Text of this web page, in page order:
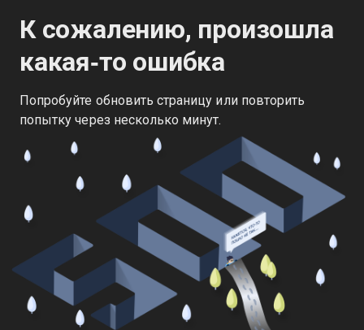
К сожалению, произошла
какая‑то ошибка
Попробуйте обновить страницу или повторить
попытку через несколько минут.